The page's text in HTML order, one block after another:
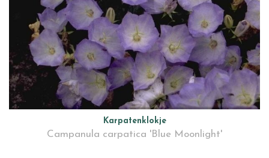
Karpatenklokje
Campanula carpatica 'Blue Moonlight'